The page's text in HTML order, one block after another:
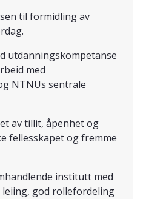
til formidling av
utdanningskompetanse
med
NTNUs sentrale
av tillit, åpenhet og
fellesskapet og fremme
institutt med
god rollefordeling